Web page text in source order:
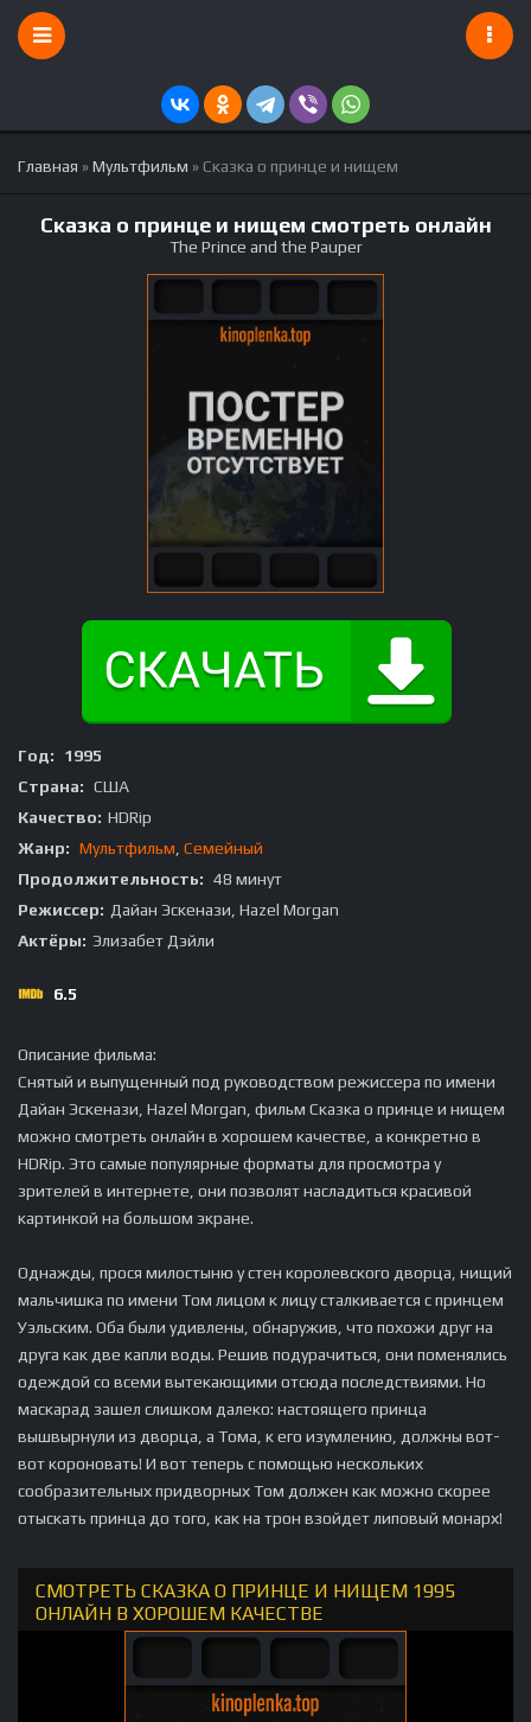
Главная »Мультфильм » Сказка о принце и нищем
Сказка о принце и нищем смотреть онлайн
The Prince and the Pauper
Год:
1995
Страна: США
Качество: HDRip
Жанр: Мультфильм Семейный
Продолжительность: 48 минут
Режиссер: Дайан Эскенази, Hazel Morgan
Актёры: Элизабет Дэйли
6.5
Описание фильма:
Снятый и выпущенный под руководством режиссера по имени
Дайан Эскенази, Hazel Morgan, фильм Сказка о принце и нищем
можно смотреть онлайн в хорошем качестве, а конкретно в
HDRip. Это самые популярные форматы для просмотра у
зрителей в интернете, они позволят насладиться красивой
картинкой на большом экране.
Однажды, прося милостыню у стен королевского дворца, нищий
мальчишка по имени Том лицом к лицу сталкивается с принцем
Уэльским. Оба были удивлены, обнаружив, что похожи друг на
друга как две капли воды. Решив подурачиться, они поменялись
одеждой со всеми вытекающими отсюда последствиями. Но
маскарад зашел слишком далеко: настоящего принца
вышвырнули из дворца, а Тома, к его изумлению, должны вот-
вот короновать! И вот теперь с помощью нескольких
сообразительных придворных Том должен как можно скорее
отыскать принца до того, как на трон взойдет липовый монарх!
СМОТРЕТЬ СКАЗКА О ПРИНЦЕ И НИЩЕМ 1995
ОНЛАЙН В ХОРОШЕМ КАЧЕСТВЕ